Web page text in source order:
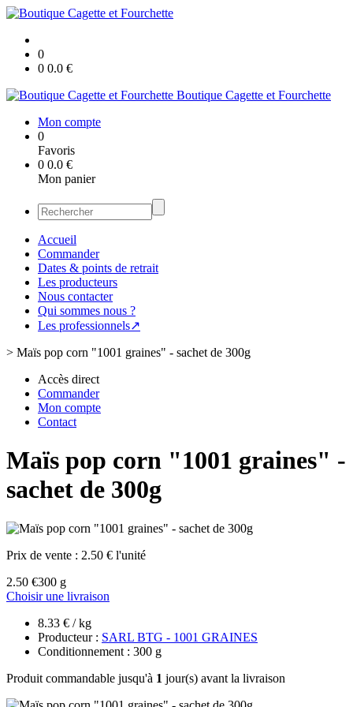
0
0 0.0 €
Boutique Cagette et Fourchette
Mon compte
0
Favoris
0 0.0 €
Mon panier
Accueil
Commander
Dates & points de retrait
Les producteurs
Nous contacter
Qui sommes nous ?
Les professionnels↗
> Maïs pop corn "1001 graines" - sachet de 300g
Accès direct
Commander
Mon compte
Contact
Maïs pop corn "1001 graines" -
sachet de 300g
Prix de vente : 2.50 € l'unité
2.50 €300 g
Choisir une livraison
8.33 € / kg
Producteur : SARL BTG - 1001 GRAINES
Conditionnement : 300 g
Produit commandable jusqu'à 1 jour(s) avant la livraison